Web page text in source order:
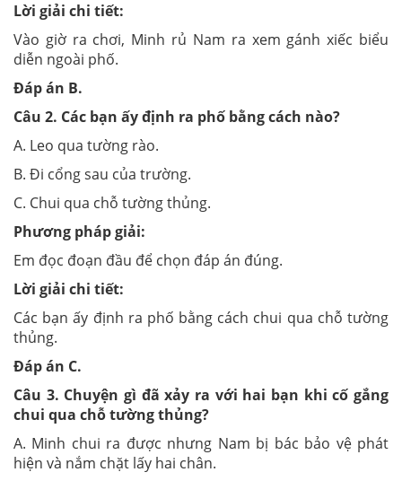
Lời giải chi tiết:
Vào giờ ra chơi, Minh rủ Nam ra xem gánh xiếc biểu
diễn ngoài phố.
Đáp án B.
Câu 2. Các bạn ấy định ra phố bằng cách nào?
A. Leo qua tường rào.
B. Đi cổng sau của trường.
C. Chui qua chỗ tường thủng.
Phương pháp giải:
Em đọc đoạn đầu để chọn đáp án đúng.
Lời giải chi tiết:
Các bạn ấy định ra phố bằng cách chui qua chỗ tường
thủng.
Đáp án C.
Câu 3. Chuyện gì đã xảy ra với hai bạn khi cố gắng
chui qua chỗ tường thủng?
A. Minh chui ra được nhưng Nam bị bác bảo vệ phát
hiện và nắm chặt lấy hai chân.